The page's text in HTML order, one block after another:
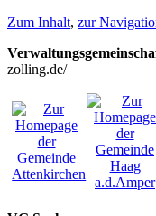
Zum Inhalt, zur
zolling.de/